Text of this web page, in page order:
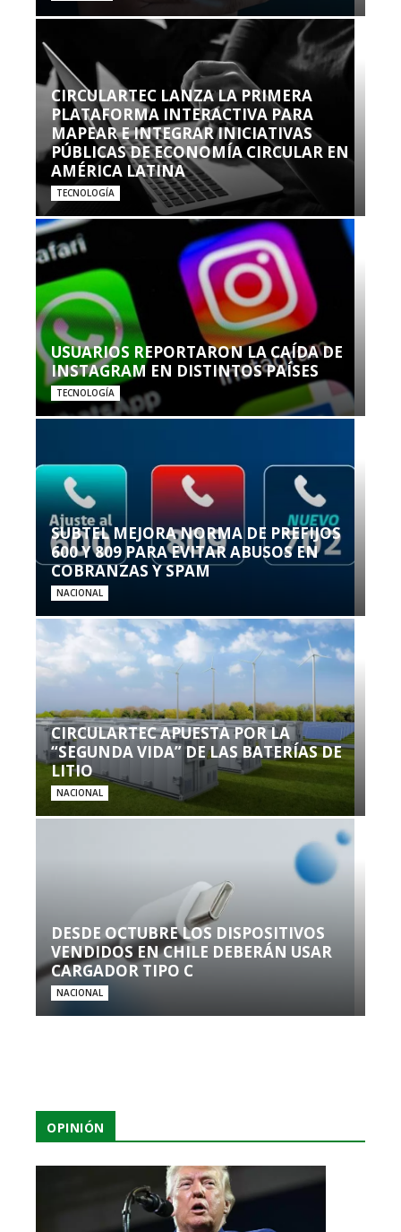
CIRCULARTEC LANZA LA PRIMERA
PLATAFORMA INTERACTIVA PARA
MAPEAR E INTEGRAR INICIATIVAS
PÚBLICAS DE ECONOMÍA CIRCULAR EN
AMÉRICA LATINA
TECNOLOGÍA
USUARIOS REPORTARON LA CAÍDA DE
INSTAGRAM EN DISTINTOS PAÍSES
TECNOLOGÍA
SUBTEL MEJORA NORMA DE PREFIJOS
600 Y 809 PARA EVITAR ABUSOS EN
COBRANZAS Y SPAM
NACIONAL
CIRCULARTEC APUESTA POR LA
“SEGUNDA VIDA” DE LAS BATERÍAS DE
LITIO
NACIONAL
DESDE OCTUBRE LOS DISPOSITIVOS
VENDIDOS EN CHILE DEBERÁN USAR
CARGADOR TIPO C
NACIONAL
OPINIÓN